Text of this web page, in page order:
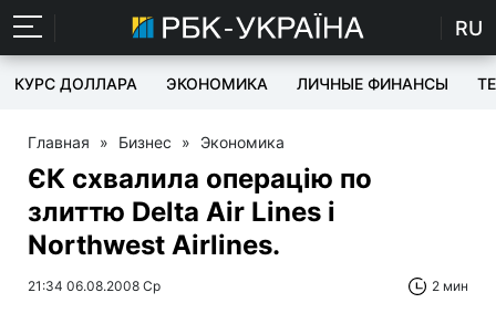
RU
КУРС ДОЛЛАРА ЭКОНОМИКА ЛИЧНЫЕ ФИНАНСЫ
Главная » Бизнес » Экономика
ЄК схвалила операцію по
злиттю Delta Air Lines і
Northwest Airlines.
21:34 06.08.2008 Ср 2 мин